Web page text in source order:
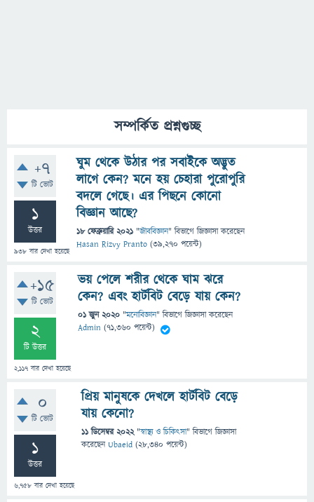
সম্পর্কিত প্রশ্নগুচ্ছ
+7
টি ভোট
1
উত্তর
938 বার দেখা হয়েছে
ঘুম থেকে উঠার পর সবাইকে অদ্ভুত
লাগে কেন? মনে হয় চেহারা পুরোপুরি
বদলে গেছে। এর পিছনে কোনো
বিজ্ঞান আছে?
18 ফেব্রুয়ারি 2021 "জীববিজ্ঞান" বিভাগে জিজ্ঞাসাকরেছেন
Hasan Rizvy Pranto (39,270 পয়েন্ট)
+15
টি ভোট
2
টি উত্তর
2,117 বার দেখা হয়েছে
ভয় পেলে শরীর থেকে ঘাম ঝরে
কেন? এবং হার্টবিট বেড়ে যায় কেন?
01 জুন 2020 "মনোবিজ্ঞান" বিভাগে জিজ্ঞাসাকরেছেন
Admin (71,360 পয়েন্ট)
0
টি ভোট
1
উত্তর
6,758 বার দেখা হয়েছে
প্রিয় মানুষকে দেখলে হার্টবিট বেড়ে
যায় কেনো?
11 ডিসেম্বর 2022 "স্বাস্থ্য ও চিকিৎসা" বিভাগে জিজ্ঞাসা
করেছেনUbaeid (28,340 পয়েন্ট)